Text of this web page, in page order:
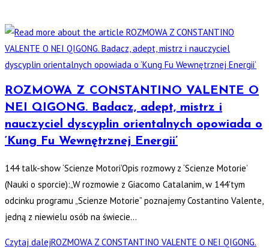
ROZMOWA Z CONSTANTINO VALENTE O
NEI QIGONG. Badacz, adept, mistrz i
nauczyciel dyscyplin orientalnych opowiada o
‘Kung Fu Wewnętrznej Energii’
144 talk-show ‘Scienze Motori’Opis rozmowy z ‘Scienze Motorie’
(Nauki o sporcie):„W rozmowie z Giacomo Catalanim, w 144'tym
odcinku programu „Scienze Motorie” poznajemy Costantino Valente,
jedną z niewielu osób na świecie…
Czytaj dalejROZMOWA Z CONSTANTINO VALENTE O NEI QIGONG.